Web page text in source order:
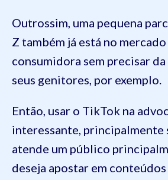
Outrossim, uma pequena
Z também já está no
consumidora sem precisar
seus genitores, por exemplo.
Então, usar o TikTok na
interessante,
atende um público
deseja apostar em